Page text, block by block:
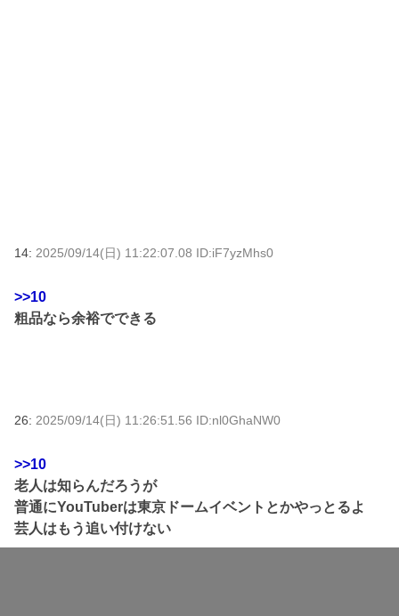
14: 2025/09/14(日) 11:22:07.08 ID:iF7yzMhs0
>>10
粗品なら余裕でできる
26: 2025/09/14(日) 11:26:51.56 ID:nl0GhaNW0
>>10
老人は知らんだろうが
普通にYouTuberは東京ドームイベントとかやっとるよ
芸人はもう追い付けない